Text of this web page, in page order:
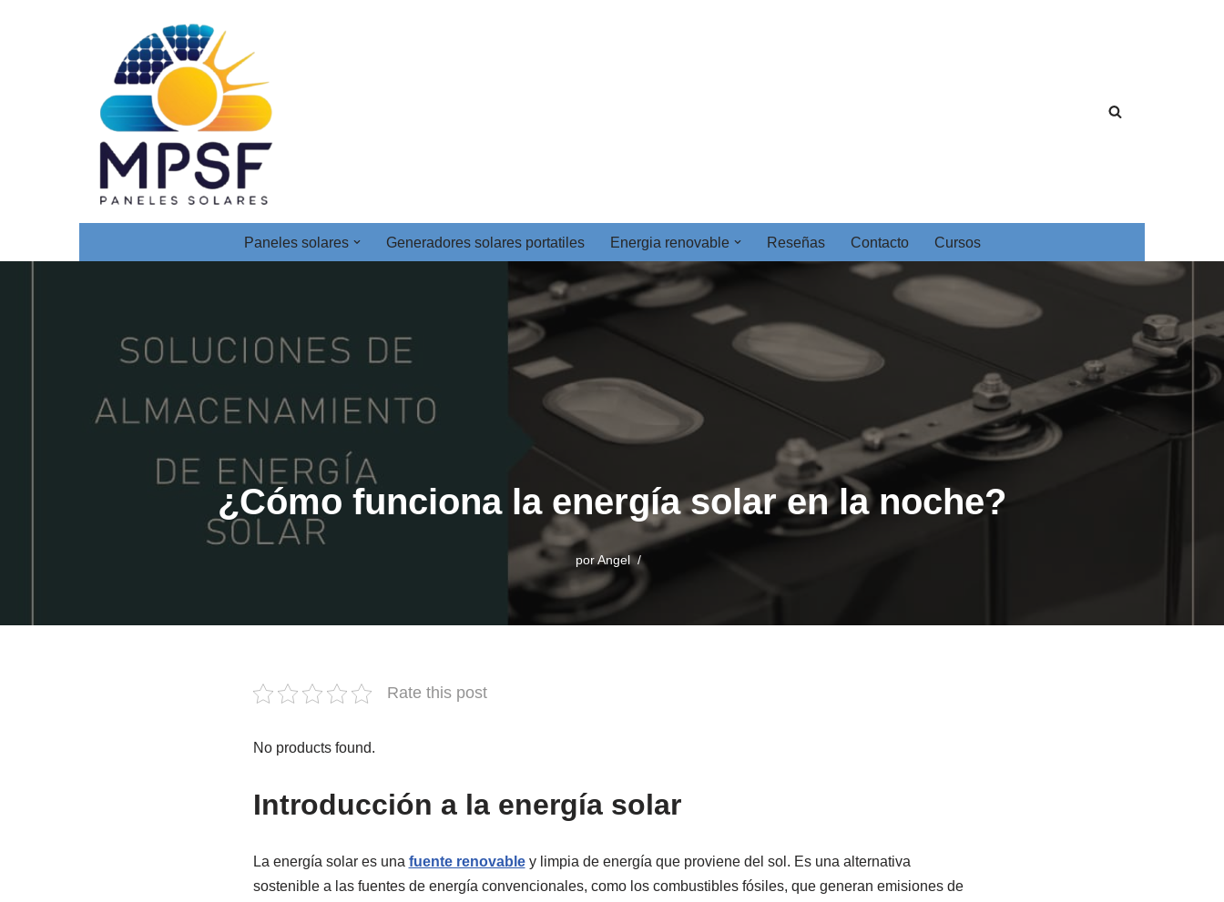
Paneles solares Generadores solares portatiles Energia renovable Reseñas Contacto Cursos
¿Cómo funciona la energía solar en la noche?
porAngel
Rate this post
No products found.
Introducción a la energía solar
La energía solar es una fuente renovabley limpia de energía que proviene del sol. Es una alternativa
sostenible a las fuentes de energía convencionales, como los combustibles fósiles, que generan emisiones de